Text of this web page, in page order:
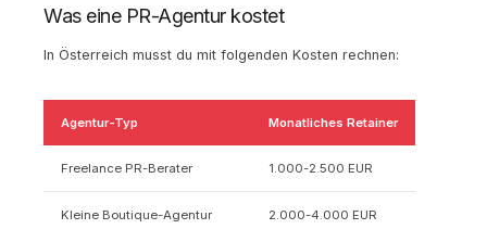
Was eine PR-Agentur kostet
In Österreich musst du mit folgenden Kosten rechnen:
Agentur-Typ Monatliches Retainer
Freelance PR-Berater 1.000-2.500 EUR
Kleine Boutique-Agentur 2.000-4.000 EUR